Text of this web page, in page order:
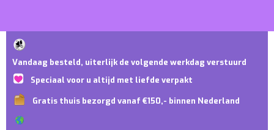
Vandaag besteld, uiterlijk de volgende werkdag verstuurd
Speciaal voor u altijd met liefde verpakt
Gratis thuis bezorgd vanaf €150,- binnen Nederland